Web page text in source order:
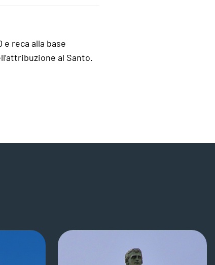
e reca alla base
al Santo.